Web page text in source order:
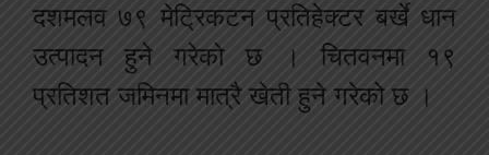
दशमलव ७९ मेट्रिकटन प्रतिहेक्टर बर्खे धान
उत्पादन हुने गरेको छ । चितवनमा १९
प्रतिशत जमिनमा मात्रै खेती हुने गरेको छ ।